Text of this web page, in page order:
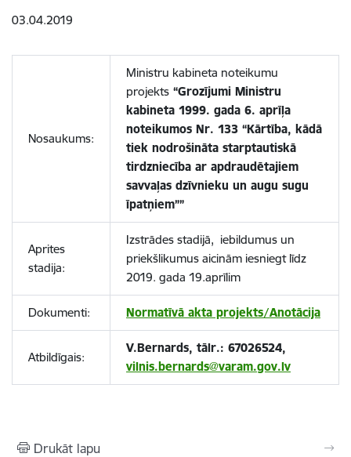
03.04.2019
Nosaukums:
Ministru kabineta noteikumu
projekts “Grozījumi Ministru
kabineta 1999. gada 6. aprīļa
noteikumos Nr. 133 “Kārtība, kādā
tiek nodrošināta starptautiskā
tirdzniecība ar apdraudētajiem
savvaļas dzīvnieku un augu sugu
īpatņiem””
Aprites
stadija:
Izstrādes stadijā, iebildumus un
priekšlikumus aicinām iesniegt līdz
2019. gada 19.aprīlim
Dokumenti: Normatīvā akta projekts/Anotācija
Atbildīgais:
V.Bernards, tālr.: 67026524,
vilnis.bernards@varam.gov.lv
Drukāt lapu